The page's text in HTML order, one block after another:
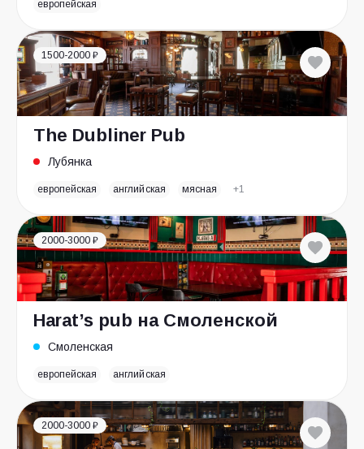
европейская
1500-2000 ₽
The Dubliner Pub
Лубянка
европейская английская мясная +1
2000-3000 ₽
Harat’s pub на Смоленской
Смоленская
европейская английская
2000-3000 ₽